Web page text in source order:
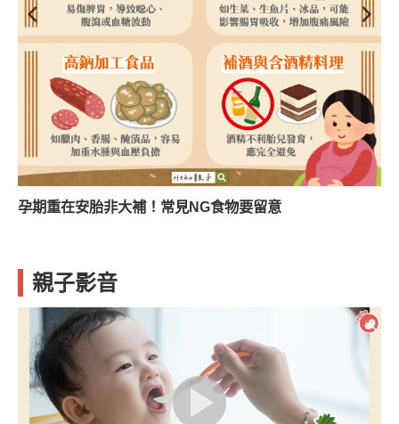
物要留意 孩子誤吞東西好危險！３情況要當心
親子影音